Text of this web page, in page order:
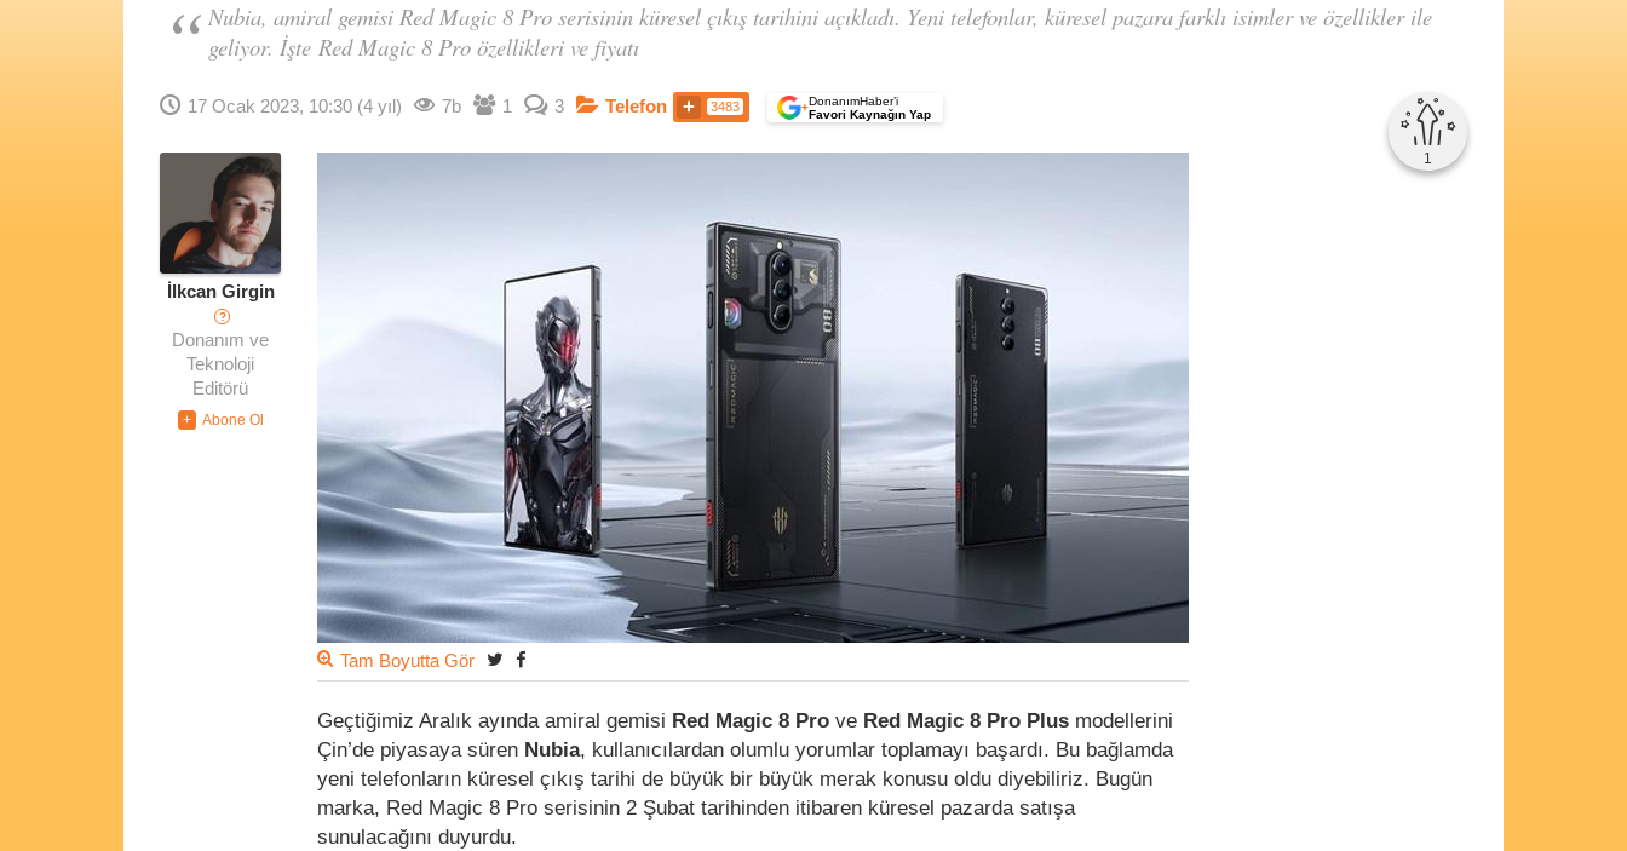
Nubia, amiral gemisi Red Magic 8 Pro serisinin küresel çıkış tarihini açıkladı. Yeni telefonlar, küresel pazara farklı isimler ve özellikler ile
geliyor. İşte Red Magic 8 Pro özellikleri ve fiyatı
17 Ocak 2023, 10:30 (4 yıl) 7b 1 3 Telefon 3483 +DonanımHaber’i
Favori Kaynağın Yap
1
İlkcan Girgin
?
Donanım ve
Teknoloji
Editörü
Tam Boyutta Gör
Geçtiğimiz Aralık ayında amiral gemisi Red Magic 8 Pro ve Red Magic 8 Pro Plus modellerini
Çin’de piyasaya süren Nubia, kullanıcılardan olumlu yorumlar toplamayı başardı. Bu bağlamda
yeni telefonların küresel çıkış tarihi de büyük bir büyük merak konusu oldu diyebiliriz. Bugün
marka, Red Magic 8 Pro serisinin 2 Şubat tarihinden itibaren küresel pazarda satışa
sunulacağını duyurdu.